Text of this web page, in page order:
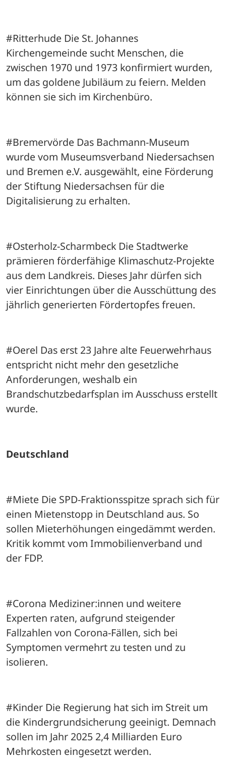
#Ritterhude Die St. Johannes
Kirchengemeinde sucht Menschen, die
zwischen 1970 und 1973 konfirmiert wurden,
um das goldene Jubiläum zu feiern. Melden
können sie sich im Kirchenbüro.
#Bremervörde Das Bachmann-Museum
wurde vom Museumsverband Niedersachsen
und Bremen e.V. ausgewählt, eine Förderung
der Stiftung Niedersachsen für die
Digitalisierung zu erhalten.
#Osterholz-Scharmbeck Die Stadtwerke
prämieren förderfähige Klimaschutz-Projekte
aus dem Landkreis. Dieses Jahr dürfen sich
vier Einrichtungen über die Ausschüttung des
jährlich generierten Fördertopfes freuen.
#Oerel Das erst 23 Jahre alte Feuerwehrhaus
entspricht nicht mehr den gesetzliche
Anforderungen, weshalb ein
Brandschutzbedarfsplan im Ausschuss erstellt
wurde.
Deutschland
#Miete Die SPD-Fraktionsspitze sprach sich für
einen Mietenstopp in Deutschland aus. So
sollen Mieterhöhungen eingedämmt werden.
Kritik kommt vom Immobilienverband und
der FDP.
#Corona Mediziner:innen und weitere
Experten raten, aufgrund steigender
Fallzahlen von Corona-Fällen, sich bei
Symptomen vermehrt zu testen und zu
isolieren.
#Kinder Die Regierung hat sich im Streit um
die Kindergrundsicherung geeinigt. Demnach
sollen im Jahr 2025 2,4 Milliarden Euro
Mehrkosten eingesetzt werden.